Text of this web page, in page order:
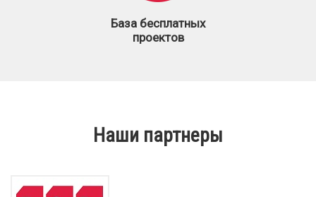
База бесплатных
проектов
Наши партнеры